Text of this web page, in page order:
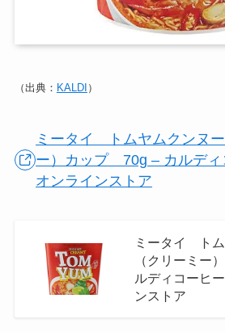
（出典： KALDI ）
ミータイ トムヤムクンヌー
ー）カップ 70g – カルディ
オンラインストア
ミータイ ト
（クリーミー
ルディコーヒ
ンストア